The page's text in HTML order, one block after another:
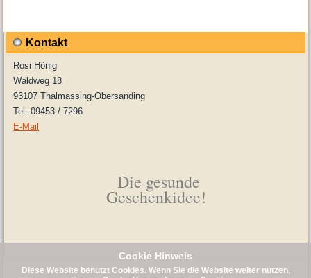
Kontakt
Rosi Hönig
Waldweg 18
93107 Thalmassing-Obersanding
Tel. 09453 / 7296
E-Mail
Die gesunde
Geschenkidee!
Cookie Hinweis
Diese Website benutzt Cookies. Wenn Sie die Website weiter nutzen,